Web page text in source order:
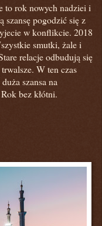
to rok nowych nadziei i
szansę pogodzić się z
w konflikcie. 2018
smutki, żale i
relacje odbudują się
Wten czas
szansa na
bez kłótni.